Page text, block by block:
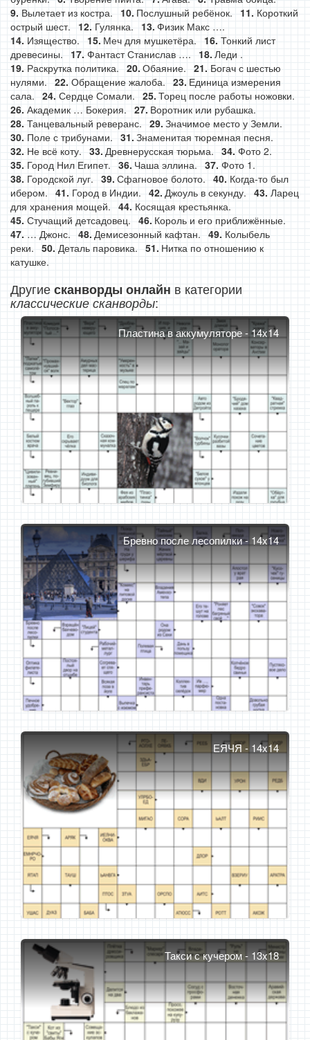
Вылетает из костра.
Послушный ребёнок.
Короткий
острый шест.
Гулянка.
Физик Макс ….
Изящество.
Меч для мушкетёра.
Тонкий лист
древесины.
Фантаст Станислав ….
Леди .
Раскрутка политика.
Обаяние.
Богач с шестью
нулями.
Обращение жалоба.
Единица измерения
сала.
Сердце Сомали.
Торец после работы ножовки.
Академик … Бокерия.
Воротник или рубашка.
Танцевальный реверанс.
Значимое место у Земли.
Поле с трибунами.
Знаменитая тюремная песня.
Не всё коту.
Древнерусская тюрьма.
Фото 2.
Город Нил Египет.
Чаша эллина.
Фото 1.
Городской луг.
Сфагновое болото.
Когда-то был
ибером.
Город в Индии. Джоуль в секунду.
Ларец
для хранения мощей.
Косящая крестьянка.
Стучащий детсадовец.
Король и его приближённые.
… Джонс.
Демисезонный кафтан.
Колыбель
реки.
Деталь паровика.
Нитка по отношению к
катушке.
Другиесканворды онлайн в категории
классические сканворды:
Пластина в аккумуляторе - 14x14
Бревно после лесопилки - 14x14
ЕЯЧЯ - 14x14
Такси с кучером - 13x18